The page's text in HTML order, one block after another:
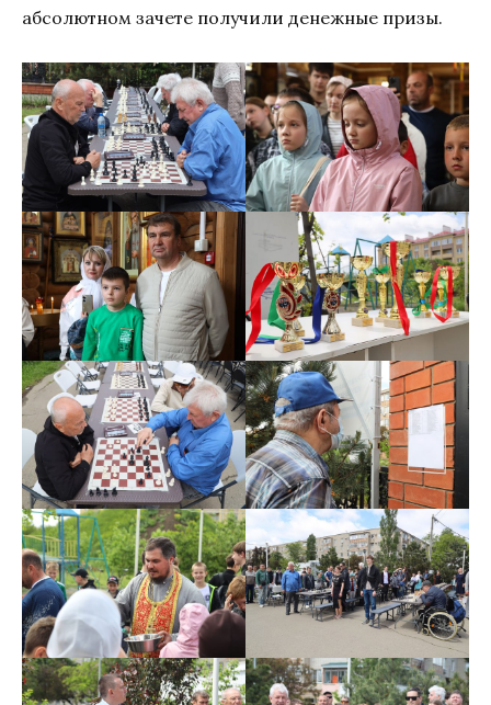
абсолютном зачете получили денежные призы.